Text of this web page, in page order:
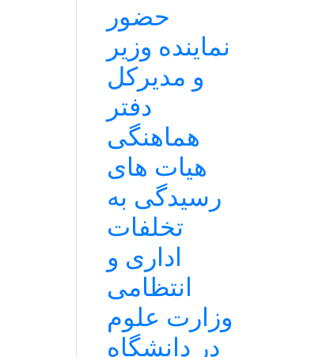
حضور
نماینده وزیر
و مدیرکل
دفتر
هماهنگی
هیات های
رسیدگی به
تخلفات
اداری و
انتظامی
وزارت علوم
در دانشگاه